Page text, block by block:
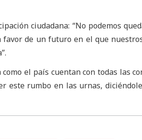
ciudadana: “No podemos
de un futuro en el que
el país cuentan con todas las
este rumbo en las urnas,